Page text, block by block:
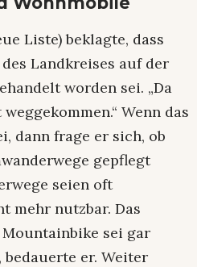
Liste) beklagte, dass
Landkreises auf der
worden sei. „Da
Wenn das
dann frage er sich, ob
gepflegt
seien oft
mehr nutzbar. Das
sei gar
er. Weiter